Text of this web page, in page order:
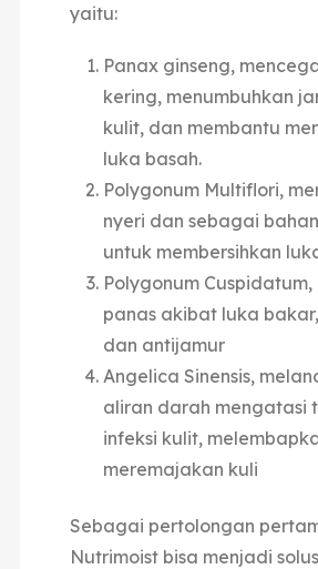
yaitu:
Panax ginseng,
kering, menumbuhkan
kulit, dan membantu
luka basah.
Polygonum Multiflori,
nyeri dan sebagai
untuk membersihkan
Polygonum
panas akibat luka
dan antijamur
Angelica Sinensis,
aliran darah mengatasi
infeksi kulit,
meremajakan kuli
Sebagai pertolongan
Nutrimoist bisa menjadi